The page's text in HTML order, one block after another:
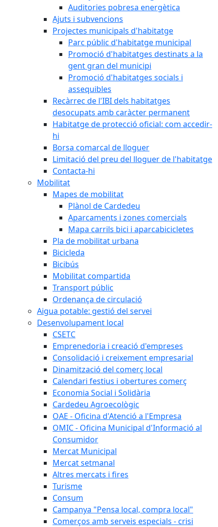
Auditories pobresa energètica
Ajuts i subvencions
Projectes municipals d'habitatge
Parc públic d'habitatge municipal
Promoció d'habitatges destinats a la
gent gran del municipi
Promoció d'habitatges socials i
assequibles
Recàrrec de l'IBI dels habitatges
desocupats amb caràcter permanent
Habitatge de protecció oficial: com accedir-
hi
Borsa comarcal de lloguer
Limitació del preu del lloguer de l'habitatge
Contacta-hi
Mobilitat
Mapes de mobilitat
Plànol de Cardedeu
Aparcaments i zones comercials
Mapa carrils bici i aparcabicicletes
Pla de mobilitat urbana
Bicicleda
Bicibús
Mobilitat compartida
Transport públic
Ordenança de circulació
Aigua potable: gestió del servei
Desenvolupament local
CSETC
Emprenedoria i creació d'empreses
Consolidació i creixement empresarial
Dinamització del comerç local
Calendari festius i obertures comerç
Economia Social i Solidària
Cardedeu Agroecològic
OAE - Oficina d'Atenció a l'Empresa
OMIC - Oficina Municipal d'Informació al
Consumidor
Mercat Municipal
Mercat setmanal
Altres mercats i fires
Turisme
Consum
Campanya "Pensa local, compra local"
Comerços amb serveis especials - crisi